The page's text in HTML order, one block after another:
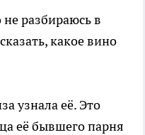
разбираюсь в
какое вино
узнала её. Это
её бывшего парня